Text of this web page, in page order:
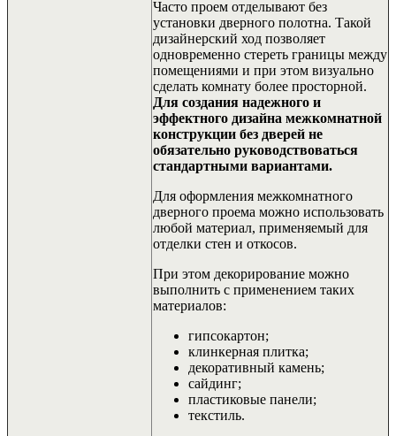
Часто проем отделывают без
установки дверного полотна. Такой
дизайнерский ход позволяет
одновременно стереть границы между
помещениями и при этом визуально
сделать комнату более просторной.
Для создания надежного и
эффектного дизайна межкомнатной
конструкции без дверей не
обязательно руководствоваться
стандартными вариантами.
Для оформления межкомнатного
дверного проема можно использовать
любой материал, применяемый для
отделки стен и откосов.
При этом декорирование можно
выполнить с применением таких
материалов:
гипсокартон;
клинкерная плитка;
декоративный камень;
сайдинг;
пластиковые панели;
текстиль.